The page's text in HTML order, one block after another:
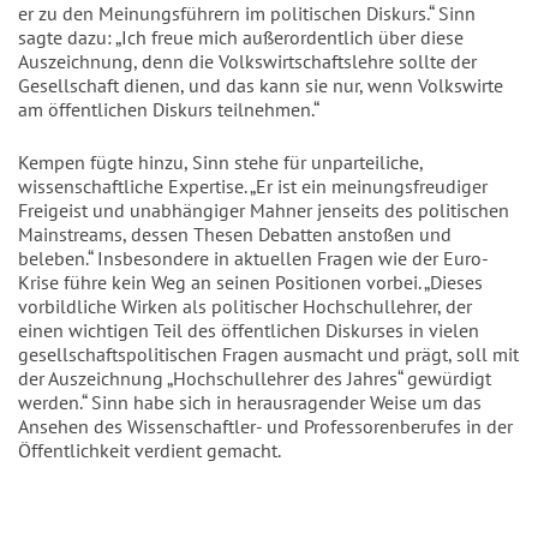
er zu den Meinungsführern im politischen Diskurs.“ Sinn
sagte dazu: „Ich freue mich außerordentlich über diese
Auszeichnung, denn die Volkswirtschaftslehre sollte der
Gesellschaft dienen, und das kann sie nur, wenn Volkswirte
am öffentlichen Diskurs teilnehmen.“
Kempen fügte hinzu, Sinn stehe für unparteiliche,
wissenschaftliche Expertise. „Er ist ein meinungsfreudiger
Freigeist und unabhängiger Mahner jenseits des politischen
Mainstreams, dessen Thesen Debatten anstoßen und
beleben.“ Insbesondere in aktuellen Fragen wie der Euro-
Krise führe kein Weg an seinen Positionen vorbei. „Dieses
vorbildliche Wirken als politischer Hochschullehrer, der
einen wichtigen Teil des öffentlichen Diskurses in vielen
gesellschaftspolitischen Fragen ausmacht und prägt, soll mit
der Auszeichnung „Hochschullehrer des Jahres“ gewürdigt
werden.“ Sinn habe sich in herausragender Weise um das
Ansehen des Wissenschaftler- und Professorenberufes in der
Öffentlichkeit verdient gemacht.